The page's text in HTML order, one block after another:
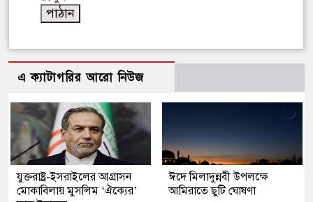
এ ক্যাটাগরির আরো নিউজ
যুক্তরাষ্ট্র-ইসরাইলের আগ্রাসন
মোকাবিলায় মুসলিম ‘ঐক্যের’
ঈদে মিলাদুন্নবী উপলক্ষে
আমিরাতে ছুটি ঘোষণা